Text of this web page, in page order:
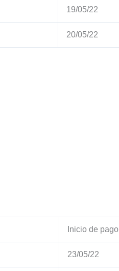
19/05/22
20/05/22
Inicio de pago
23/05/22